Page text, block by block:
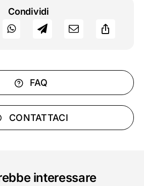
FAQ
CONTATTACI
Condividi
interessare